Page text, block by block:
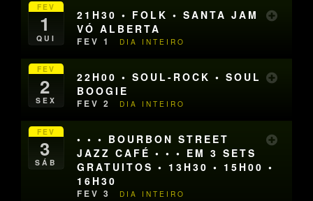
FEV
1
QUI
21H30 • FOLK • SANTA JAM
VÓ ALBERTA
FEV 1 DIA INTEIRO
FEV
2
SEX
22H00 • SOUL-ROCK • SOUL
BOOGIE
FEV 2 DIA INTEIRO
FEV
3
SÁB
• • • BOURBON STREET
JAZZ CAFÉ • • • EM 3 SETS
GRATUITOS • 13H30 • 15H00 •
16H30
FEV 3 DIA INTEIRO